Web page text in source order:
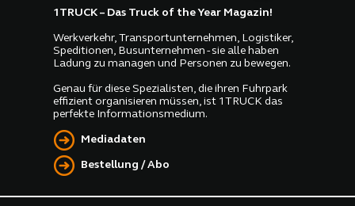
1TRUCK – Das Truck of the Year Magazin!
Werkverkehr, Transportunternehmen, Logistiker,
Speditionen, Busunternehmen - sie alle haben
Ladung zu managen und Personen zu bewegen.
Genau für diese Spezialisten, die ihren Fuhrpark
effizient organisieren müssen, ist 1TRUCK das
perfekte Informationsmedium.
Mediadaten
Bestellung / Abo